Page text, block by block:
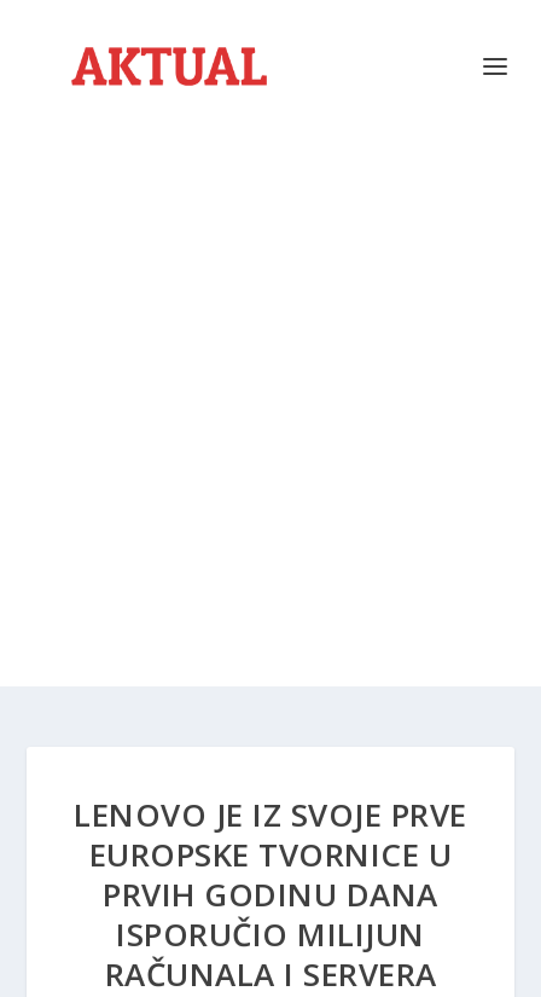
LENOVO JE IZ SVOJE PRVE
EUROPSKE TVORNICE U
PRVIH GODINU DANA
ISPORUČIO MILIJUN
RAČUNALA I SERVERA